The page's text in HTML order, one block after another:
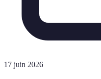
17 juin 2026